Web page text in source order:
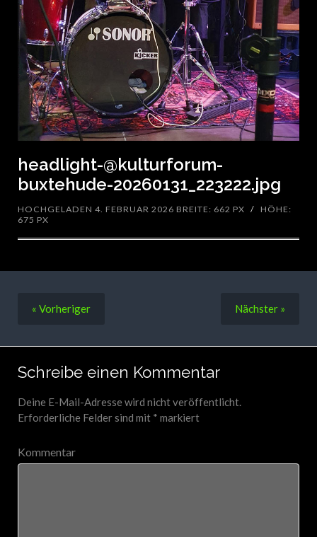
headlight-@kulturforum-
buxtehude-20260131_223222.jpg
HOCHGELADEN 4. FEBRUAR 2026 BREITE: 662 PX / HÖHE:
675 PX
« Vorheriger Nächster»
Schreibe einen Kommentar
Deine E-Mail-Adresse wird nicht veröffentlicht.
Erforderliche Felder sind mit * markiert
Kommentar